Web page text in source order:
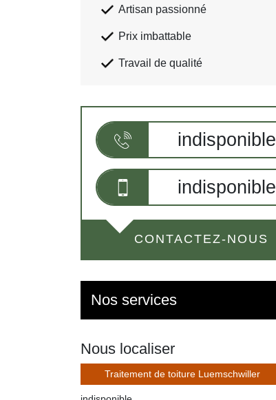
Artisan passionné
Prix imbattable
Travail de qualité
indisponible
indisponible
CONTACTEZ-NOUS
Nos services
Nous localiser
Traitement de toiture Luemschwiller